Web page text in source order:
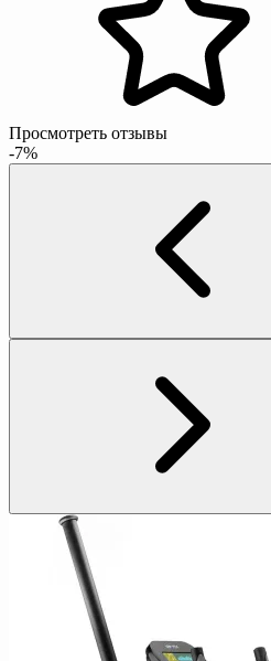
Просмотреть отзывы
-7%